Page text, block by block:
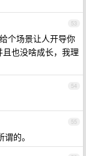
53
个场景让人开导你
也没啥成长，我理
54
55
的。